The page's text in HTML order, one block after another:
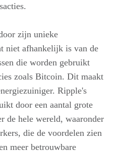
zijn unieke
niet afhankelijk is van de
die worden gebruikt
zoals Bitcoin. Dit maakt
Ripple's
door een aantal grote
de hele wereld, waaronder
die de voordelen zien
meer betrouwbare